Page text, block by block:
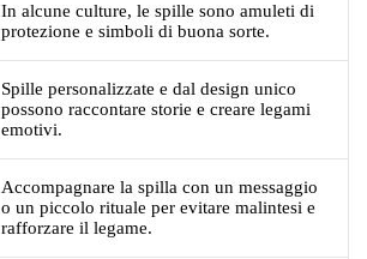
In alcune culture, le spille sono amuleti di
protezione e simboli di buona sorte.
Spille personalizzate e dal design unico
possono raccontare storie e creare legami
emotivi.
Accompagnare la spilla con un messaggio
o un piccolo rituale per evitare malintesi e
rafforzare il legame.